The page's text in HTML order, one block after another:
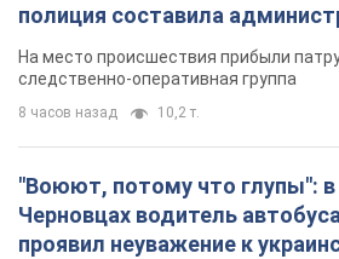
полиция составила
протокол. Видео
На место происшествия прибыли
следственно-оперативная группа
8 часов назад 10,2 т.
"Воюют, потому что глупы": в
Черновцах водитель автобуса
проявил неуважение к